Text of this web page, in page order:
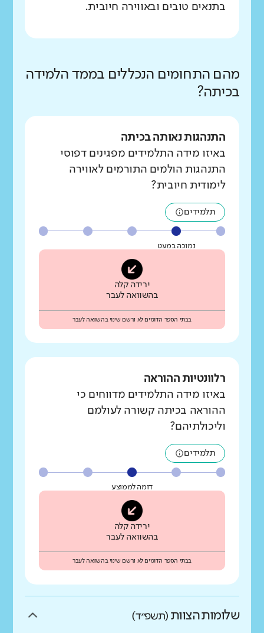
בתנאים טובים ובאווירה חיובית.
מהם התחומים הנכללים בממד הלמידה
בכיתה?
התנהגות נאותה בכיתה
באיזו מידה התלמידים מפגינים דפוסי
התנהגות הולמים התורמים לאווירה
לימודית חיובית?
תלמידים
נמוכה במעט
ירידה קלה
בהשוואה לעבר
בבתי הספר הדומים לא נרשם שינוי בהשוואה לעבר
רלוונטיות ההוראה
באיזו מידה התלמידים מדווחים כי
ההוראה בכיתה קשורה לעולמם
וליכולתיהם?
תלמידים
דומה לממוצע
ירידה קלה
בהשוואה לעבר
בבתי הספר הדומים לא נרשם שינוי בהשוואה לעבר
שלומות הצוות (תשפ״ד)